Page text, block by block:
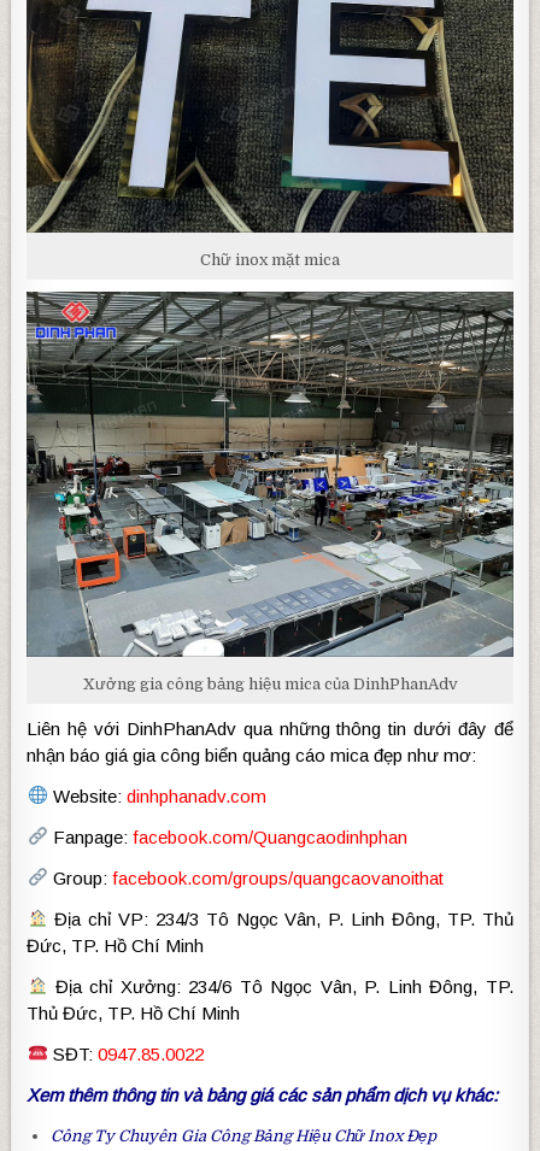
Chữ inox mặt mica
Xưởng gia công bảng hiệu mica của DinhPhanAdv
Liên hệ với DinhPhanAdv qua những thông tin dưới đây để
nhận báo giá gia công biển quảng cáo mica đẹp như mơ:
Website: dinhphanadv.com
Fanpage: facebook.com/Quangcaodinhphan
Group: facebook.com/groups/quangcaovanoithat
Địa chỉ VP: 234/3 Tô Ngọc Vân, P. Linh Đông, TP. Thủ
Đức, TP. Hồ Chí Minh
Địa chỉ Xưởng: 234/6 Tô Ngọc Vân, P. Linh Đông, TP.
Thủ Đức, TP. Hồ Chí Minh
SĐT: 0947.85.0022
Xem thêm thông tin và bảng giá các sản phẩm dịch vụ khác:
Công Ty Chuyên Gia Công Bảng Hiệu Chữ InoxĐẹp